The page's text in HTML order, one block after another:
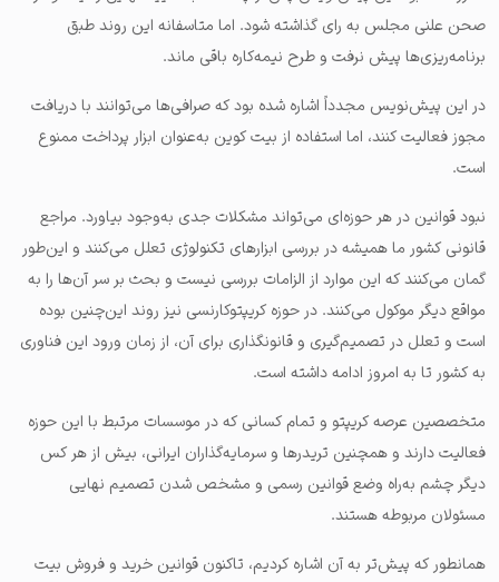
صحن علنی مجلس به رای گذاشته شود. اما متاسفانه این روند طبق
برنامه‌ریزی‌‌ها پیش نرفت و طرح نیمه‌کاره باقی ماند.
در این پیش‌نویس مجدداً اشاره شده بود که صرافی‌ها می‌توانند با دریافت
مجوز فعالیت کنند، اما استفاده از بیت کوین به‌عنوان ابزار پرداخت ممنوع
است.
نبود قوانین در هر حوزه‌ای می‌تواند مشکلات جدی به‌وجود بیاورد. مراجع
قانونی کشور ما همیشه در بررسی ابزارهای تکنولوژی تعلل می‌کنند و این‌طور
گمان می‌کنند که این موارد از الزامات بررسی نیست و بحث بر سر آن‌ها را به
مواقع دیگر موکول می‌کنند. در حوزه کریپتوکارنسی نیز روند این‌چنین بوده
است و تعلل در تصمیم‌گیری و قانونگذاری برای آن، از زمان ورود این فناوری
به کشور تا به امروز ادامه داشته است.
متخصصین عرصه کریپتو و تمام کسانی که در موسسات مرتبط با این حوزه
فعالیت دارند و همچنین تریدرها و سرمایه‌گذاران ایرانی، بیش از هر کس
دیگر چشم به‌راه وضع قوانین رسمی و مشخص شدن تصمیم نهایی
مسئولان مربوطه هستند.
همانطور که پیش‌تر به آن اشاره کردیم، تاکنون قوانین خرید و فروش بیت